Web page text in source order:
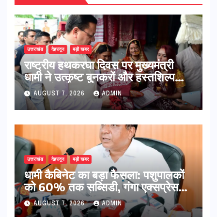
उत्तराखंड देहरादून बड़ी खबर
राष्ट्रीय हथकरघा दिवस पर मुख्यमंत्री
धामी ने उत्कृष्ट बुनकरों और हस्तशिल्प
कारीगरों को किया सम्मानित
AUGUST 7, 2026 ADMIN
उत्तराखंड देहरादून बड़ी खबर
​धामी कैबिनेट का बड़ा फैसला: पशुपालकों
को 60% तक सब्सिडी, गंगा एक्सप्रेसवे
का हरिद्वार तक होगा विस्तार
AUGUST 7, 2026 ADMIN